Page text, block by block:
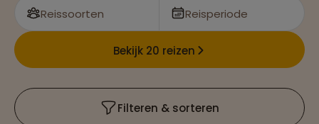
Reissoorten Reisperiode
Bekijk 20 reizen
Filteren & sorteren